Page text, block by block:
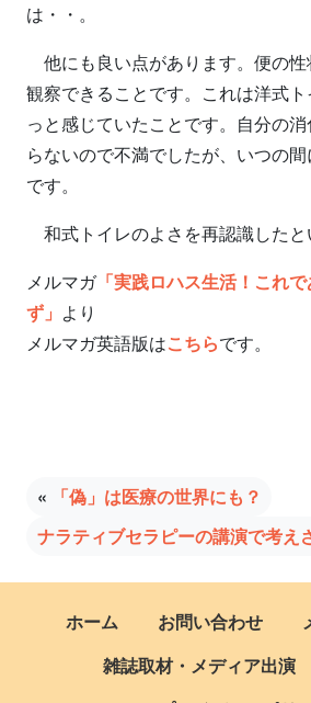
は・・。
他にも良い点があります。便の
観察できることです。これは洋式
っと感じていたことです。自分の
らないので不満でしたが、いつの
です。
和式トイレのよさを再認識したと
メルマガ「実践ロハス生活！これ
ず」 より
メルマガ英語版はこちらです。
«
「偽」は医療の世界にも？
ナラティブセラピーの講演で考え
ホーム お問い合わせ
雑誌取材・メディア出演